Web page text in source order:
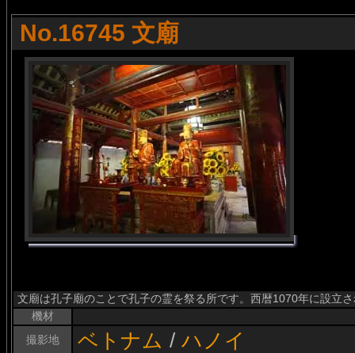
No.16745 文廟
文廟は孔子廟のことで孔子の霊を祭る所です。西暦1070年に設立
機材
撮影地
ベトナム / ハノイ